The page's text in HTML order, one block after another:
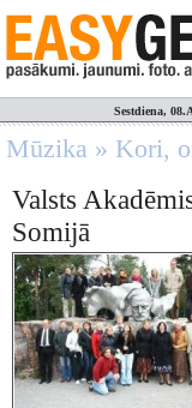
Sestdiena,
Mūzika » Kori,
Valsts
Somijā